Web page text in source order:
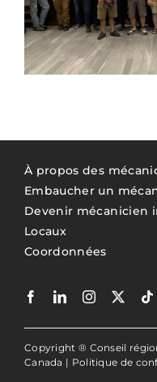
À propos des
Embaucher un
Devenir mécanicien
Locaux
Coordonnées
Copyright ® Conseil
Canada | Politique de